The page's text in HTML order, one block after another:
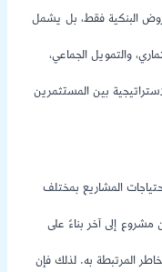
البنكية فقط، بل يشمل
والتمويل الجماعي،
بين المستثمرين
المشاريع بمختلف
مشروع إلى آخر بناءً على
المرتبطة به. لذلك فإن